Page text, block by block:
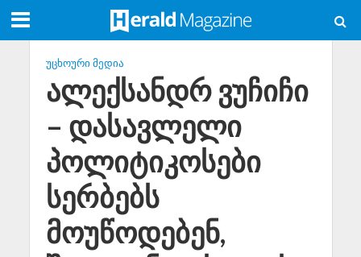
ᲣᲪᲮᲝᲣᲠᲘ ᲛᲔᲓᲘᲐ
ალექსანდრ ვუჩიჩი
– დასავლელი
პოლიტიკოსები
სერბებს
მოუწოდებენ,